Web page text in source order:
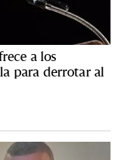
a los
para derrotar al